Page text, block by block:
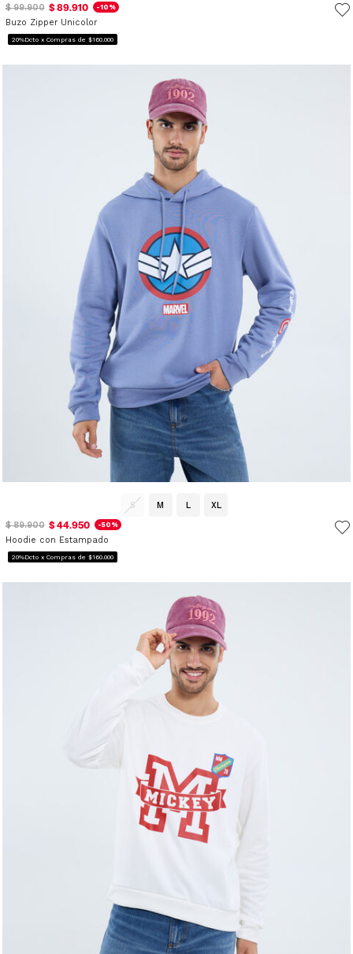
$ 99.900 $ 89.910 -10%
Buzo Zipper Unicolor
20%Dcto x Compras de $160.000
S M L
XL
$ 89.900 $ 44.950 -50%
Hoodie con Estampado
20%Dcto x Compras de $160.000